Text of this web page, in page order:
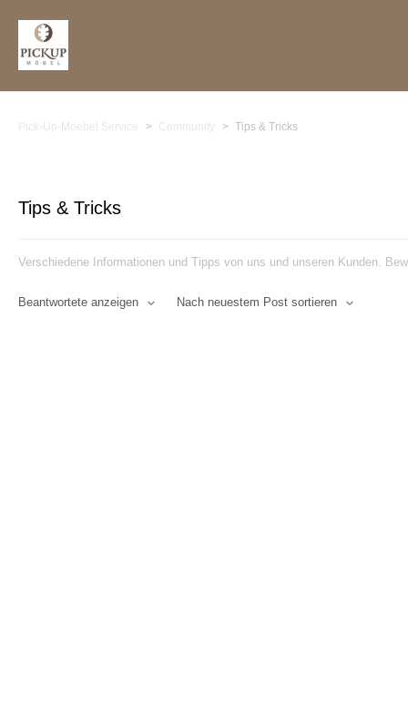
Pick-Up-Moebel Service Community Tips & Tricks
Tips & Tricks
Verschiedene Informationen und Tipps von uns und unseren Kunden.
Beantwortete anzeigen Nach neuestem Post sortieren